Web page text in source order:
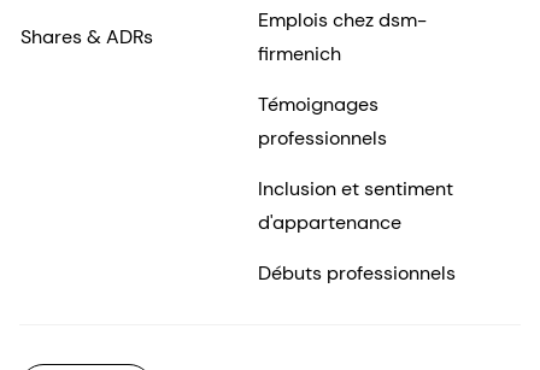
Shares & ADRs
Emplois chez dsm-
firmenich
Témoignages
professionnels
Inclusion et sentiment
d'appartenance
Débuts professionnels